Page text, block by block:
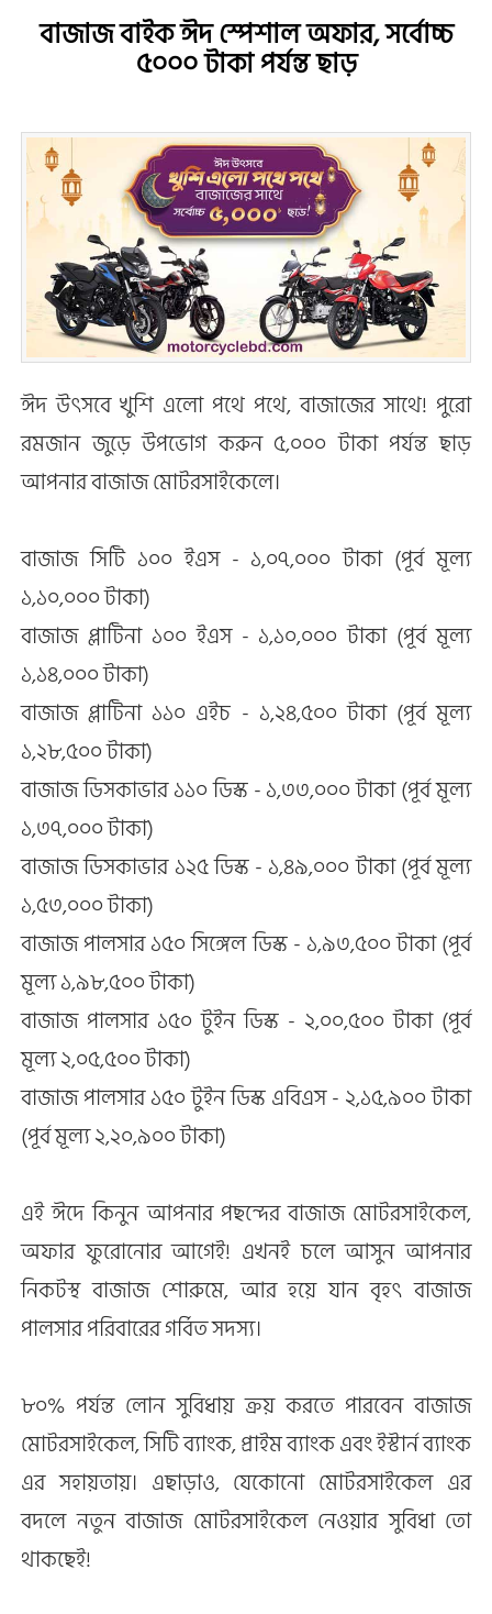
বাজাজ বাইক ঈদ স্পেশাল অফার, সর্বোচ্চ
৫০০০ টাকা পর্যন্ত ছাড়
ঈদ উৎসবে খুশি এলো পথে পথে, বাজাজের সাথে! পুরো
রমজান জুড়ে উপভোগ করুন ৫,০০০ টাকা পর্যন্ত ছাড়
আপনার বাজাজ মোটরসাইকেলে।
বাজাজ সিটি ১০০ ইএস - ১,০৭,০০০ টাকা (পূর্ব মূল্য
১,১০,০০০ টাকা)
বাজাজ প্লাটিনা ১০০ ইএস - ১,১০,০০০ টাকা (পূর্ব মূল্য
১,১৪,০০০ টাকা)
বাজাজ প্লাটিনা ১১০ এইচ - ১,২৪,৫০০ টাকা (পূর্ব মূল্য
১,২৮,৫০০ টাকা)
বাজাজ ডিসকাভার ১১০ ডিস্ক - ১,৩৩,০০০ টাকা (পূর্ব মূল্য
১,৩৭,০০০ টাকা)
বাজাজ ডিসকাভার ১২৫ ডিস্ক - ১,৪৯,০০০ টাকা (পূর্ব মূল্য
১,৫৩,০০০ টাকা)
বাজাজ পালসার ১৫০ সিঙ্গেল ডিস্ক - ১,৯৩,৫০০ টাকা (পূর্ব
মূল্য ১,৯৮,৫০০ টাকা)
বাজাজ পালসার ১৫০ টুইন ডিস্ক - ২,০০,৫০০ টাকা (পূর্ব
মূল্য ২,০৫,৫০০ টাকা)
বাজাজ পালসার ১৫০ টুইন ডিস্ক এবিএস - ২,১৫,৯০০ টাকা
(পূর্ব মূল্য ২,২০,৯০০ টাকা)
এই ঈদে কিনুন আপনার পছন্দের বাজাজ মোটরসাইকেল,
অফার ফুরোনোর আগেই! এখনই চলে আসুন আপনার
নিকটস্থ বাজাজ শোরুমে, আর হয়ে যান বৃহৎ বাজাজ
পালসার পরিবারের গর্বিত সদস্য।
৮০% পর্যন্ত লোন সুবিধায় ক্রয় করতে পারবেন বাজাজ
মোটরসাইকেল, সিটি ব্যাংক, প্রাইম ব্যাংক এবং ইস্টার্ন ব্যাংক
এর সহায়তায়। এছাড়াও, যেকোনো মোটরসাইকেল এর
বদলে নতুন বাজাজ মোটরসাইকেল নেওয়ার সুবিধা তো
থাকছেই!